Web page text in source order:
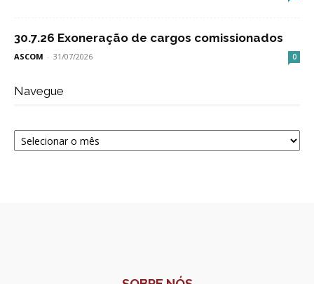
30.7.26 Exoneração de cargos comissionados
ASCOM - 31/07/2026 0
Navegue
Navegue